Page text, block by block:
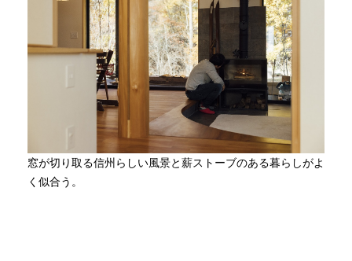
窓が切り取る信州らしい風景と薪ストーブのある暮らしがよ
く似合う。